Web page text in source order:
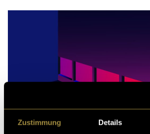
Zustimmung Details